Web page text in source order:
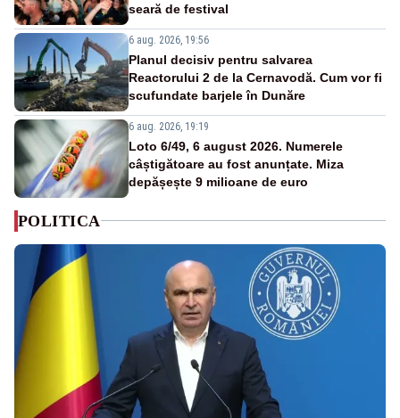
seară de festival
6 aug. 2026, 19:56
Planul decisiv pentru salvarea
Reactorului 2 de la Cernavodă. Cum vor fi
scufundate barjele în Dunăre
6 aug. 2026, 19:19
Loto 6/49, 6 august 2026. Numerele
câștigătoare au fost anunțate. Miza
depășește 9 milioane de euro
POLITICA